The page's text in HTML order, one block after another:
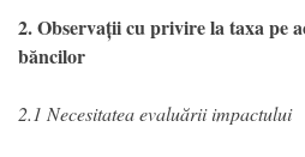
2. Observații cu privire la taxa pe
băncilor
2.1 Necesitatea evaluării impactului